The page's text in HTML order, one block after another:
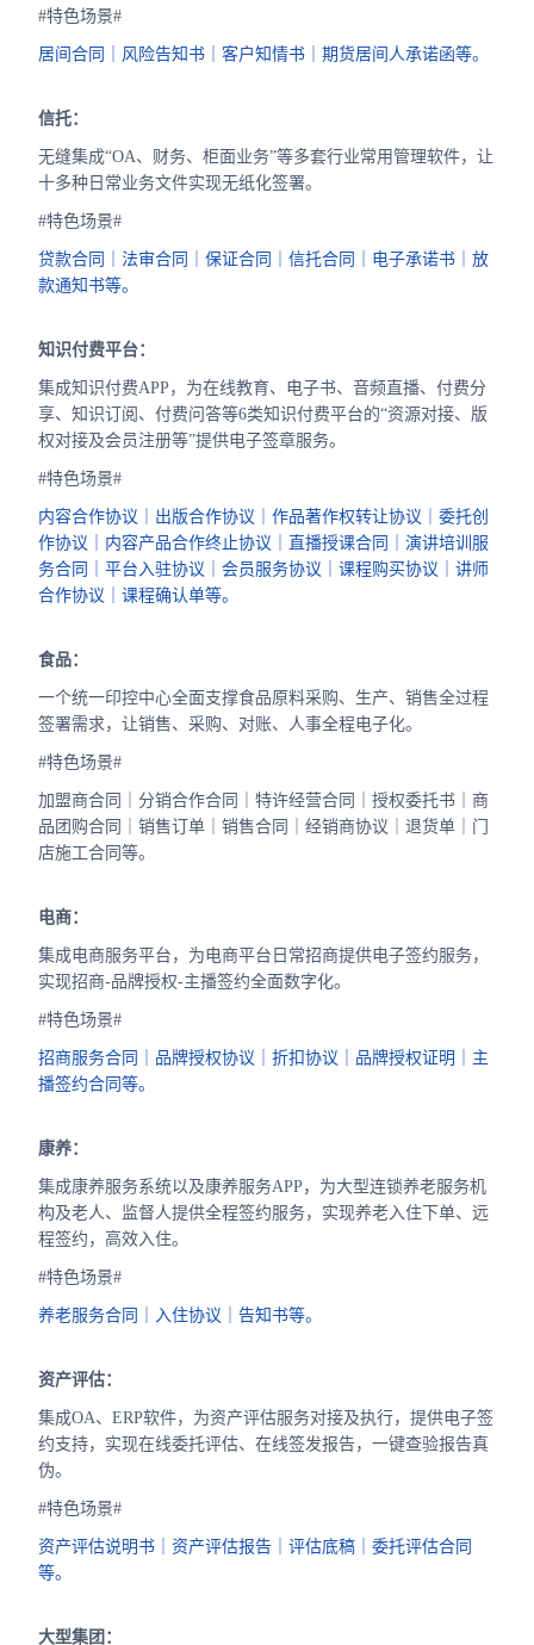
#特色场景#
居间合同｜风险告知书｜客户知情书｜期货居间人承诺函等。
信托：
无缝集成“OA、财务、柜面业务”等多套行业常用管理软件，让
十多种日常业务文件实现无纸化签署。
#特色场景#
贷款合同｜法审合同｜保证合同｜信托合同｜电子承诺书｜放
款通知书等。
知识付费平台：
集成知识付费APP，为在线教育、电子书、音频直播、付费分
享、知识订阅、付费问答等6类知识付费平台的“资源对接、版
权对接及会员注册等”提供电子签章服务。
#特色场景#
内容合作协议｜出版合作协议｜作品著作权转让协议｜委托创
作协议｜内容产品合作终止协议｜直播授课合同｜演讲培训服
务合同｜平台入驻协议｜会员服务协议｜课程购买协议｜讲师
合作协议｜课程确认单等。
食品：
一个统一印控中心全面支撑食品原料采购、生产、销售全过程
签署需求，让销售、采购、对账、人事全程电子化。
#特色场景#
加盟商合同｜分销合作合同｜特许经营合同｜授权委托书｜商
品团购合同｜销售订单｜销售合同｜经销商协议｜退货单｜门
店施工合同等。
电商：
集成电商服务平台，为电商平台日常招商提供电子签约服务，
实现招商-品牌授权-主播签约全面数字化。
#特色场景#
招商服务合同｜品牌授权协议｜折扣协议｜品牌授权证明｜主
播签约合同等。
康养：
集成康养服务系统以及康养服务APP，为大型连锁养老服务机
构及老人、监督人提供全程签约服务，实现养老入住下单、远
程签约，高效入住。
#特色场景#
养老服务合同｜入住协议｜告知书等。
资产评估：
集成OA、ERP软件，为资产评估服务对接及执行，提供电子签
约支持，实现在线委托评估、在线签发报告，一键查验报告真
伪。
#特色场景#
资产评估说明书｜资产评估报告｜评估底稿｜委托评估合同
等。
大型集团：